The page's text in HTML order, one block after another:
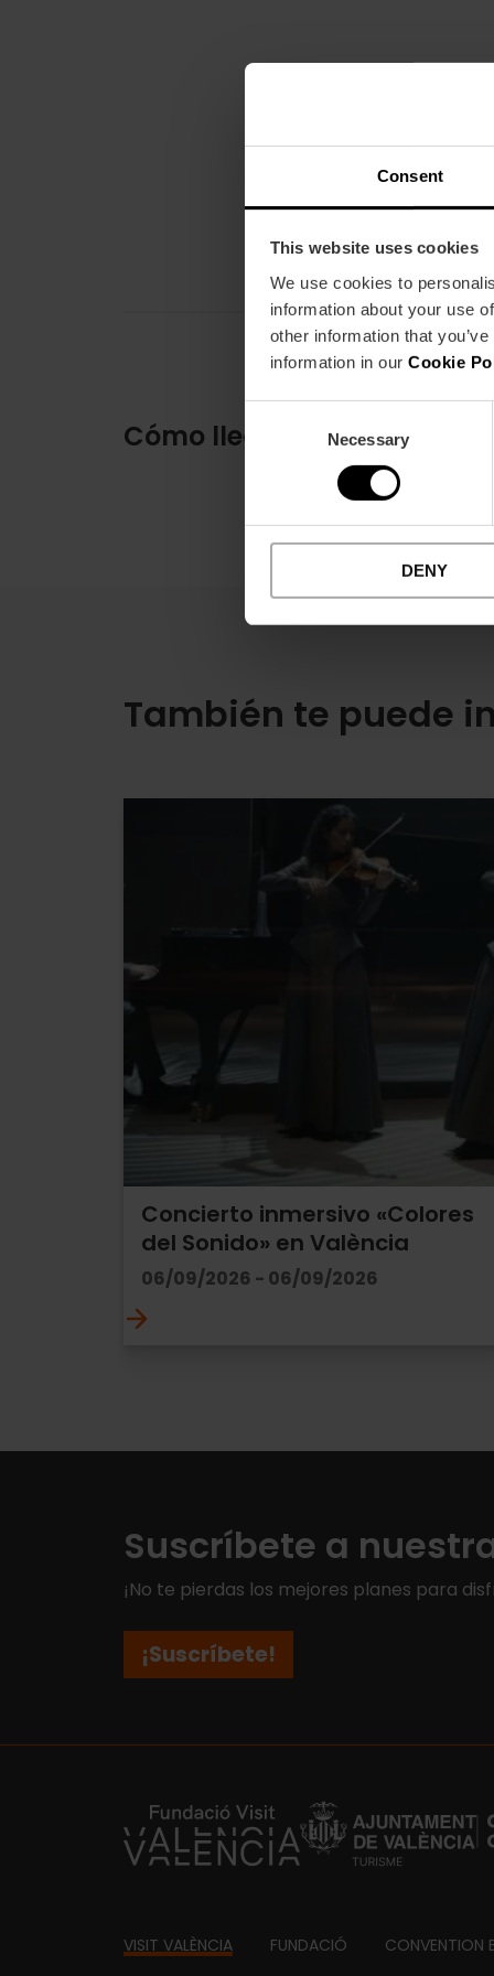
Consent
This website uses cookies
We use cookies to
information about your use
other information that
information in our Cookie
Selection
Necessary
DENY
Cómo llegar
También te puede
Concierto inmersivo «Colores
del Sonido» en València
06/09/2026 - 06/09/2026
Suscríbete a
¡No te pierdas los mejores planes para
¡Suscríbete!
https://fundacion.visitvalencia.com/
Footer
VISIT VALÈNCIA FUNDACIÓ CONVENTION